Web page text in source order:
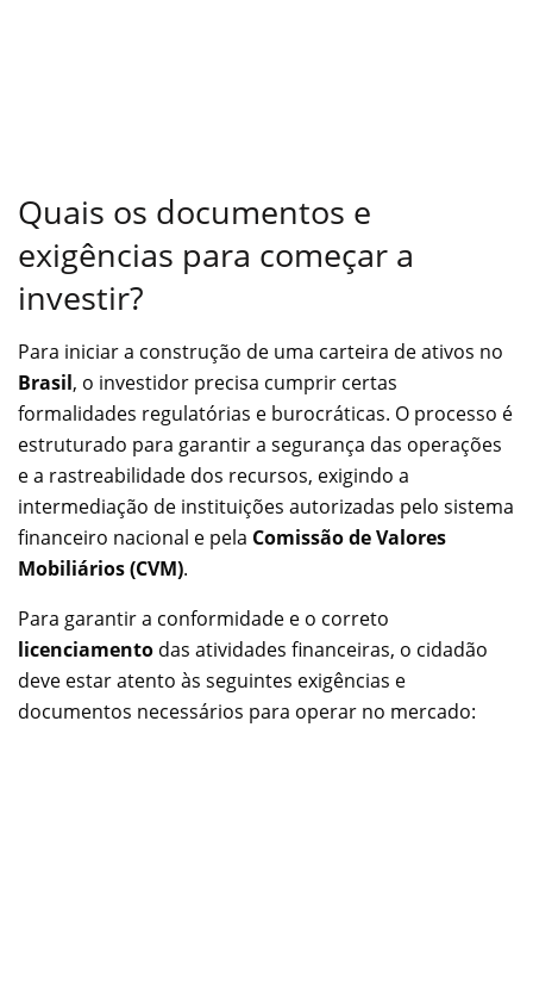
Quais os documentos e
exigências para começar a
investir?
Para iniciar a construção de uma carteira de ativos no
Brasil, o investidor precisa cumprir certas
formalidades regulatórias e burocráticas. O processo é
estruturado para garantir a segurança das operações
e a rastreabilidade dos recursos, exigindo a
intermediação de instituições autorizadas pelo sistema
financeiro nacional e pela Comissão de Valores
Mobiliários (CVM).
Para garantir a conformidade e o correto
licenciamento das atividades financeiras, o cidadão
deve estar atento às seguintes exigências e
documentos necessários para operar no mercado: